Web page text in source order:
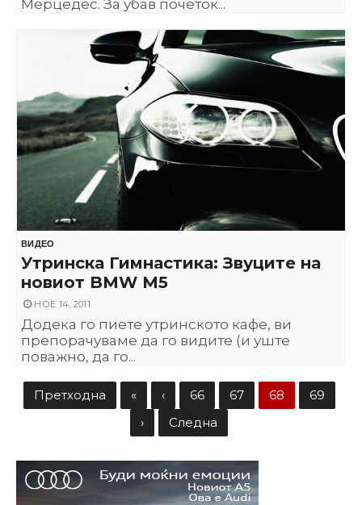
Мерцедес. За убав почеток...
ВИДЕО
Утринска Гимнастика: Звуците на
новиот BMW M5
НОЕ 14, 2011
Додека го пиете утринското кафе, ви
препорачуваме да го видите (и уште
поважно, да го...
Претходна « ‹ 66 67 68
69
›
Следна